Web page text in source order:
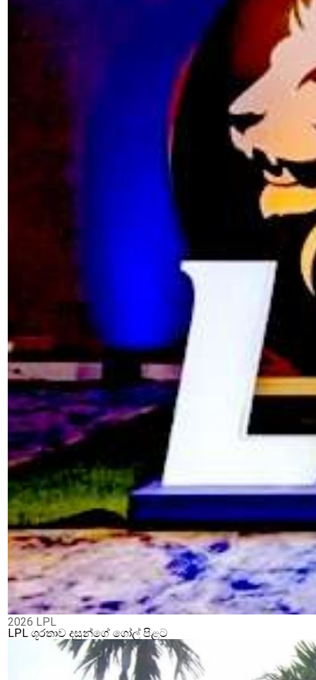
2026 LPL
LPL ශූරතාව දසුන්ගේ ගෝල් පිළට